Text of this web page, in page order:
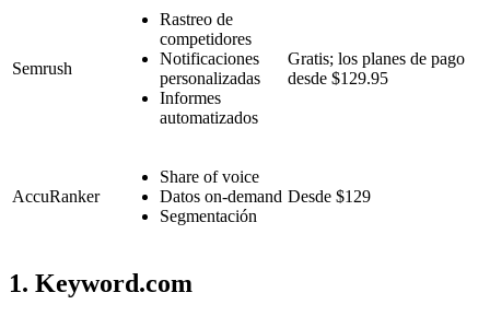
Semrush
Rastreo de
competidores
Notificaciones
personalizadas
Informes
automatizados
Gratis; los planes de pago
desde $129.95
AccuRanker
Share of voice
Datos on-demand
Segmentación
Desde $129
1. Keyword.com